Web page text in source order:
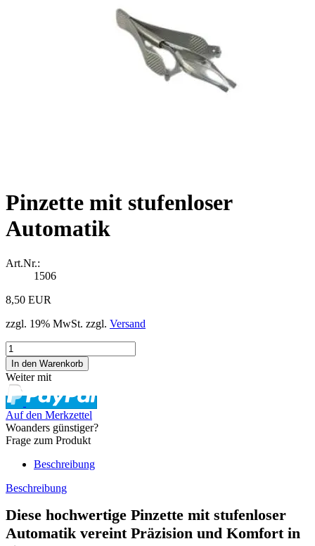
Pinzette mit stufenloser
Automatik
Art.Nr.:
1506
8,50 EUR
zzgl. 19% MwSt. zzgl. Versand
Weiter mit
Auf den Merkzettel
Woanders günstiger?
Frage zum Produkt
Beschreibung
Beschreibung
Diese hochwertige Pinzette mit stufenloser
Automatik vereint Präzision und Komfort in